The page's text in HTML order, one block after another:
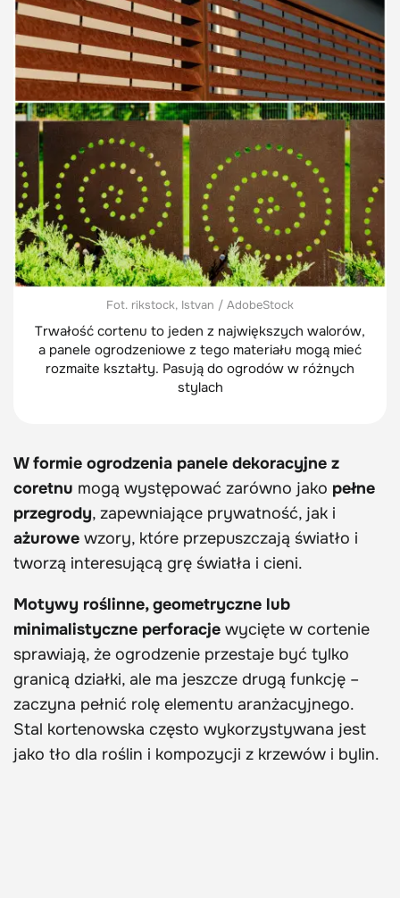
Fot. rikstock, Istvan / AdobeStock
Trwałość cortenu to jeden z największych walorów,
a panele ogrodzeniowe z tego materiału mogą mieć
rozmaite kształty. Pasują do ogrodów w różnych
stylach
W formie ogrodzenia panele dekoracyjne z
coretnu mogą występować zarówno jako pełne
przegrody, zapewniające prywatność, jak i
ażurowe wzory, które przepuszczają światło i
tworzą interesującą grę światła i cieni.
Motywy roślinne, geometryczne lub
minimalistyczne perforacje wycięte w cortenie
sprawiają, że ogrodzenie przestaje być tylko
granicą działki, ale ma jeszcze drugą funkcję –
zaczyna pełnić rolę elementu aranżacyjnego.
Stal kortenowska często wykorzystywana jest
jako tło dla roślin i kompozycji z krzewów i bylin.